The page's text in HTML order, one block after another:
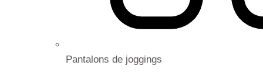
Pantalons de joggings